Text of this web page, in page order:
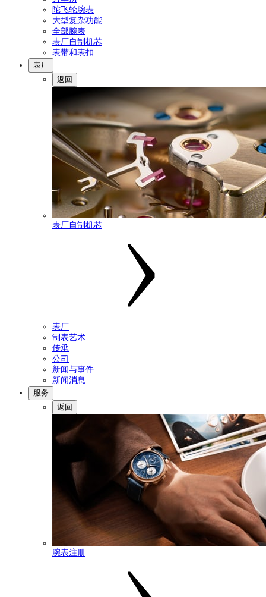
陀飞轮腕表
大型复杂功能
全部腕表
表厂自制机芯
表带和表扣
表厂
返回
表厂自制机芯
表厂
制表艺术
传承
公司
新闻与事件
新闻消息
服务
返回
腕表注册